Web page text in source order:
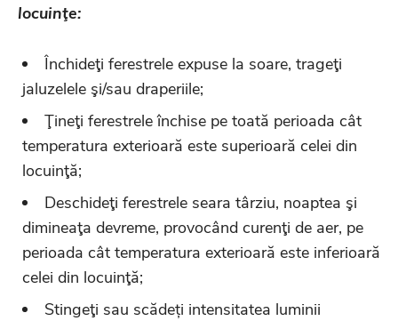
locuinţe:
Închideţi ferestrele expuse la soare, trageţi
jaluzelele şi/sau draperiile;
Ţineţi ferestrele închise pe toată perioada cât
temperatura exterioară este superioară celei din
locuinţă;
Deschideţi ferestrele seara târziu, noaptea şi
dimineaţa devreme, provocând curenţi de aer, pe
perioada cât temperatura exterioară este inferioară
celei din locuinţă;
Stingeţi sau scădeți intensitatea luminii